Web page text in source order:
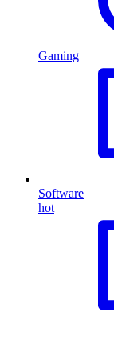
Gaming
Software
hot